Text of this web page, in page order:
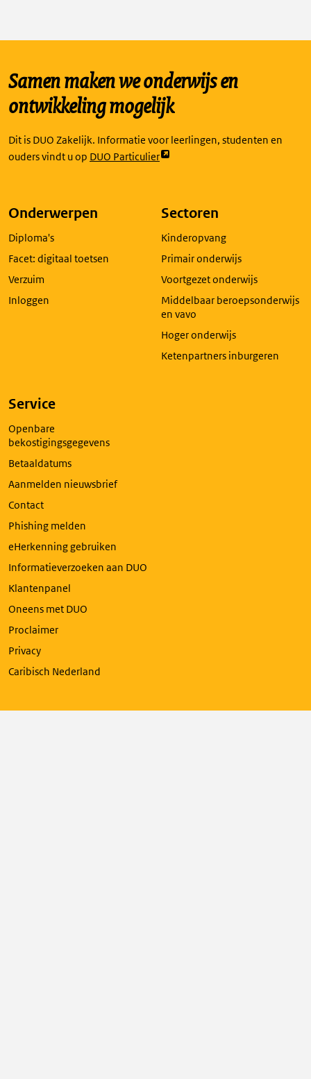
Samen maken we onderwijs en
ontwikkeling mogelijk
Dit is DUO Zakelijk. Informatie voor leerlingen, studenten en
ouders vindt u op DUO Particulier
Link
in
nieuw
Onderwerpen
Diploma's
Facet: digitaal toetsen
Verzuim
Inloggen
Sectoren
Kinderopvang
Primair onderwijs
Voortgezet onderwijs
Middelbaar beroepsonderwijs
en vavo
Hoger onderwijs
Ketenpartners inburgeren
Service
Openbare
bekostigingsgegevens
Betaaldatums
Aanmelden nieuwsbrief
Contact
Phishing melden
eHerkenning gebruiken
Informatieverzoeken aan DUO
Klantenpanel
Oneens met DUO
Proclaimer
Privacy
Caribisch Nederland